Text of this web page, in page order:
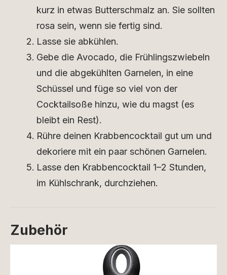
kurz in etwas Butterschmalz an. Sie sollten
rosa sein, wenn sie fertig sind.
Lasse sie abkühlen.
Gebe die Avocado, die Frühlingszwiebeln
und die abgekühlten Garnelen, in eine
Schüssel und füge so viel von der
Cocktailsoße hinzu, wie du magst (es
bleibt ein Rest).
Rühre deinen Krabbencocktail gut um und
dekoriere mit ein paar schönen Garnelen.
Lasse den Krabbencocktail 1–2 Stunden,
im Kühlschrank, durchziehen.
Zubehör